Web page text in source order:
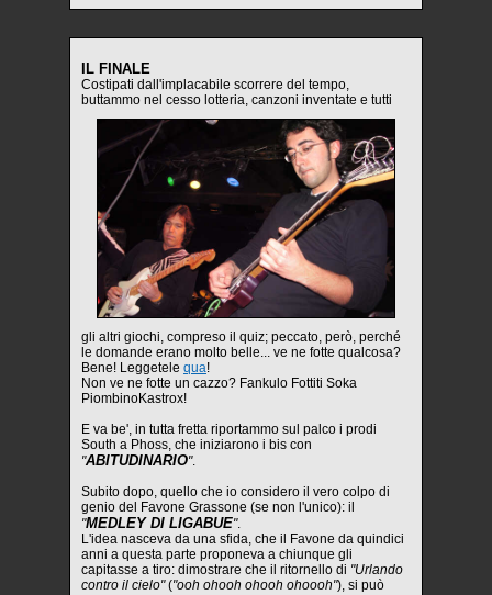
IL FINALE
Costipati dall'implacabile scorrere del tempo,
buttammo nel cesso lotteria, canzoni inventate e tutti
gli altri giochi, compreso il quiz; peccato, però, perché
le domande erano molto belle... ve ne fotte qualcosa?
Bene! Leggetele qua!
Non ve ne fotte un cazzo? Fankulo Fottiti Soka
PiombinoKastrox!
E va be', in tutta fretta riportammo sul palco i prodi
South a Phoss, che iniziarono i bis con
"ABITUDINARIO".
Subito dopo, quello che io considero il vero colpo di
genio del Favone Grassone (se non l'unico): il
"MEDLEY DI LIGABUE".
L'idea nasceva da una sfida, che il Favone da quindici
anni a questa parte proponeva a chiunque gli
capitasse a tiro: dimostrare che il ritornello di "Urlando
contro il cielo"("ooh ohooh ohooh ohoooh"), si può